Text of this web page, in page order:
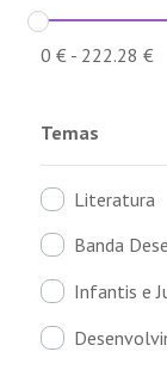
0 €- 222.28 €
Temas
Literatura
Banda
Infantis e